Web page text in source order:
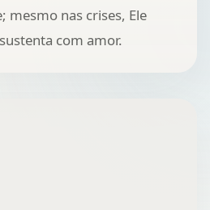
mesmo nas crises, Ele
com amor.